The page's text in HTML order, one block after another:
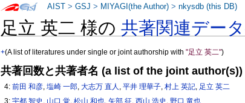
足立 英二 様の共著関連デー
+(A list of literatures under single or joint authorship with"足立 英二")
共著回数と共著者名 (a list of the joint author(s))
4:前田 和彦,塩崎 一郎,大志万 直人 ,平井 理華子,村上 英記, 足立 英二
AIST >GSJ > MIYAGI(the Author) >nkysdb (this DB)